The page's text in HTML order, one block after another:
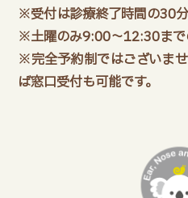
※受付は診療終了時間の30分
※土曜のみ9:00～12:30まで
※完全予約制ではございま
ば窓口受付も可能です。